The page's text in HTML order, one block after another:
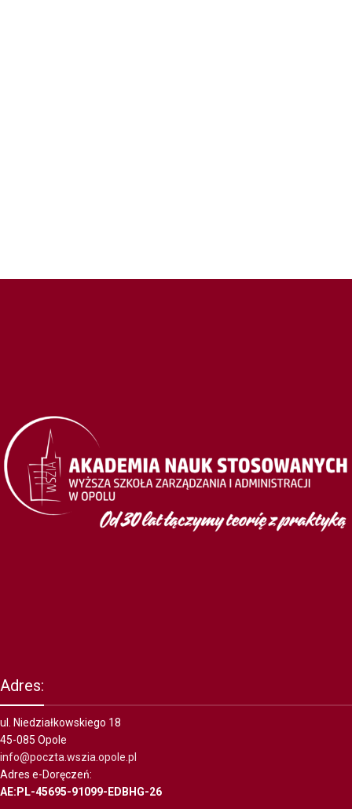
Adres:
ul. Niedziałkowskiego 18
45-085 Opole
info@poczta.wszia.opole.pl
Adres e-Doręczeń:
AE:PL-45695-91099-EDBHG-26